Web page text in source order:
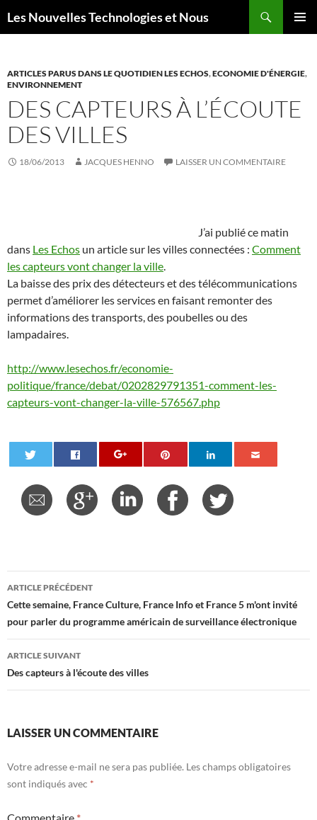
auLes Nouvelles Technologies et Nous
ARTICLES PARUS DANS LE QUOTIDIEN LES ECHOS,ECONOMIE D'ÉNERGIE,
ENVIRONNEMENT
DES CAPTEURS À L’ÉCOUTE
DES VILLES
18/06/2013 JACQUES HENNO LAISSER UN COMMENTAIRE
J’ai publié ce matin
dans Les Echos un article sur les villes connectées : Comment
les capteurs vont changer la ville.
La baisse des prix des détecteurs et des télécommunications
permet d’améliorer les services en faisant remonter des
informations des transports, des poubelles ou des
lampadaires.
http://www.lesechos.fr/economie-
politique/france/debat/0202829791351-comment-les-
capteurs-vont-changer-la-ville-576567.php
Navigation
des
articles
ARTICLE PRÉCÉDENT
Cette semaine, France Culture, France Info et France 5 m'ont invité
pour parler du programme américain de surveillance électronique
ARTICLE SUIVANT
Des capteurs à l'écoute des villes
LAISSER UN COMMENTAIRE
Votre adresse e-mail ne sera pas publiée. Les champs obligatoires
sont indiqués avec *